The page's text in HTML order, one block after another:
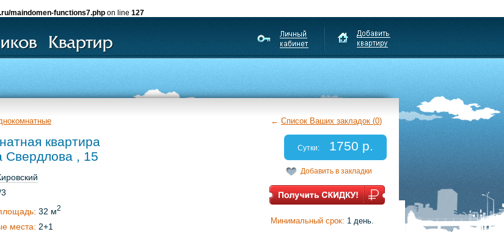
maindomen-functions7.php on line 127
← Список Ваших закладок (0)
квартира
Свердлова , 15
32 м2
места: 2+1
Сутки: 1750 р.
Добавить в закладки
Минимальный срок: 1 день.